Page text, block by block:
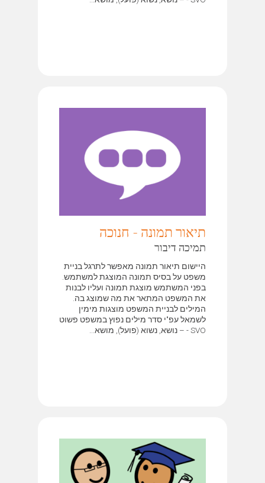
תיאור תמונה - חנוכה
תמיכה דיבור
היישום תיאור תמונה מאפשר לתרגל בניית
משפט על בסיס תמונה המוצגת למשתמש.
בפני המשתמש מוצגת תמונה ועליו לבנות
את המשפט המתאר את מה שמוצג בה.
המילים לבניית המשפט מוצגות מימין
לשמאל עפ"י סדר מילים נפוץ במשפט פשוט
SVO - – נושא, נשוא (פועל), מושא...